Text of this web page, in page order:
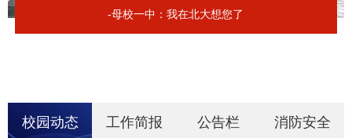
-母校一中：我在北大想您了
校园动态 工作简报 公告栏 消防安全